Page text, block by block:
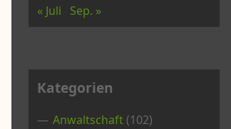
« Juli Sep. »
Kategorien
Anwaltschaft (102)